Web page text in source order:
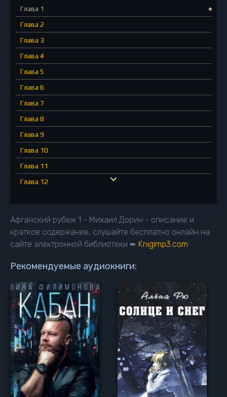
Глава 1
Глава 2
Глава 3
Глава 4
Глава 5
Глава 6
Глава 7
Глава 8
Глава 9
Глава 10
Глава 11
Глава 12
Глава 16
Глава 17
Глава 20
Глава 21
Глава 22
Глава 23
Глава 24
Глава 25
Глава 26
Афганский рубеж 1 - Михаил Дорин - описание и
краткое содержание, слушайте бесплатно онлайн на
сайте электронной библиотеки ➨ Knigimp3.com
Рекомендуемые аудиокниги: